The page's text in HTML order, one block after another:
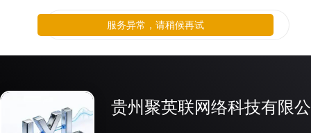
贵州聚英联网络科技有限
服务异常，请稍候再试